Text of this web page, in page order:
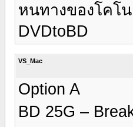
หนทางของโคโ
DVDtoBD
VS_Mac
Option A
BD 25G –